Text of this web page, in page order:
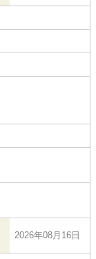
2026年08月16日